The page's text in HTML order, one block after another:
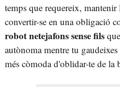
temps que requereix,
convertir-se en una obligació
robot netejafons sense fils
autònoma mentre tu
més còmoda d'oblidar-te de la